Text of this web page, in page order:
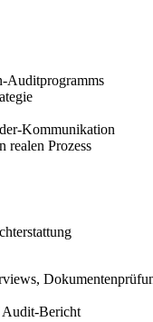
Auditprogramms
Kommunikation
realen Prozess
Audit-Bericht